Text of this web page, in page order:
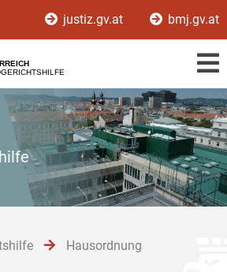
justiz.gv.at bmj.gv.at
Hausordnung